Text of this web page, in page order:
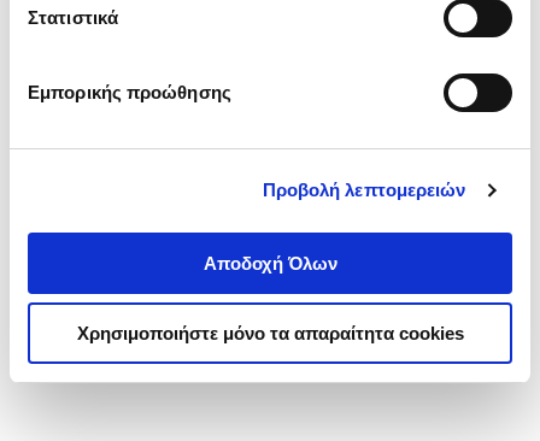
Στατιστικά
Εμπορικής προώθησης
Προβολή λεπτομερειών
Αποδοχή Όλων
Χρησιμοποιήστε μόνο τα απαραίτητα cookies